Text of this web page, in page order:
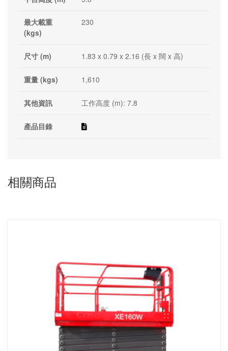
最大載重
(kgs)
230
尺寸 (m) 1.83 x 0.79 x 2.16 (長 x 闊 x 高)
重量 (kgs) 1,610
其他資訊 工作高度 (m): 7.8
產品目錄
相關商品